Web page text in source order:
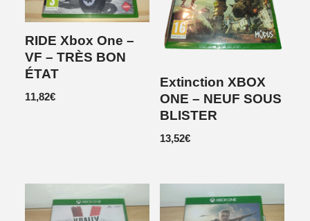
RIDE Xbox One –
VF – TRÈS BON
ÉTAT
11,82€
Extinction XBOX
ONE – NEUF SOUS
BLISTER
13,52€